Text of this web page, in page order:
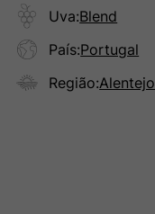
Uva:Blend
País:Portugal
Região:Alentejo